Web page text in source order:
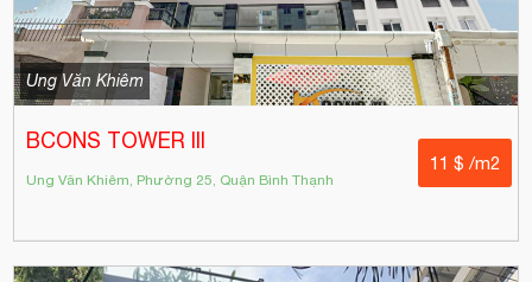
Ung Văn Khiêm
BCONS TOWER III
Ung Văn Khiêm, Phường 25, Quận Bình Thạnh
11 $ /m2